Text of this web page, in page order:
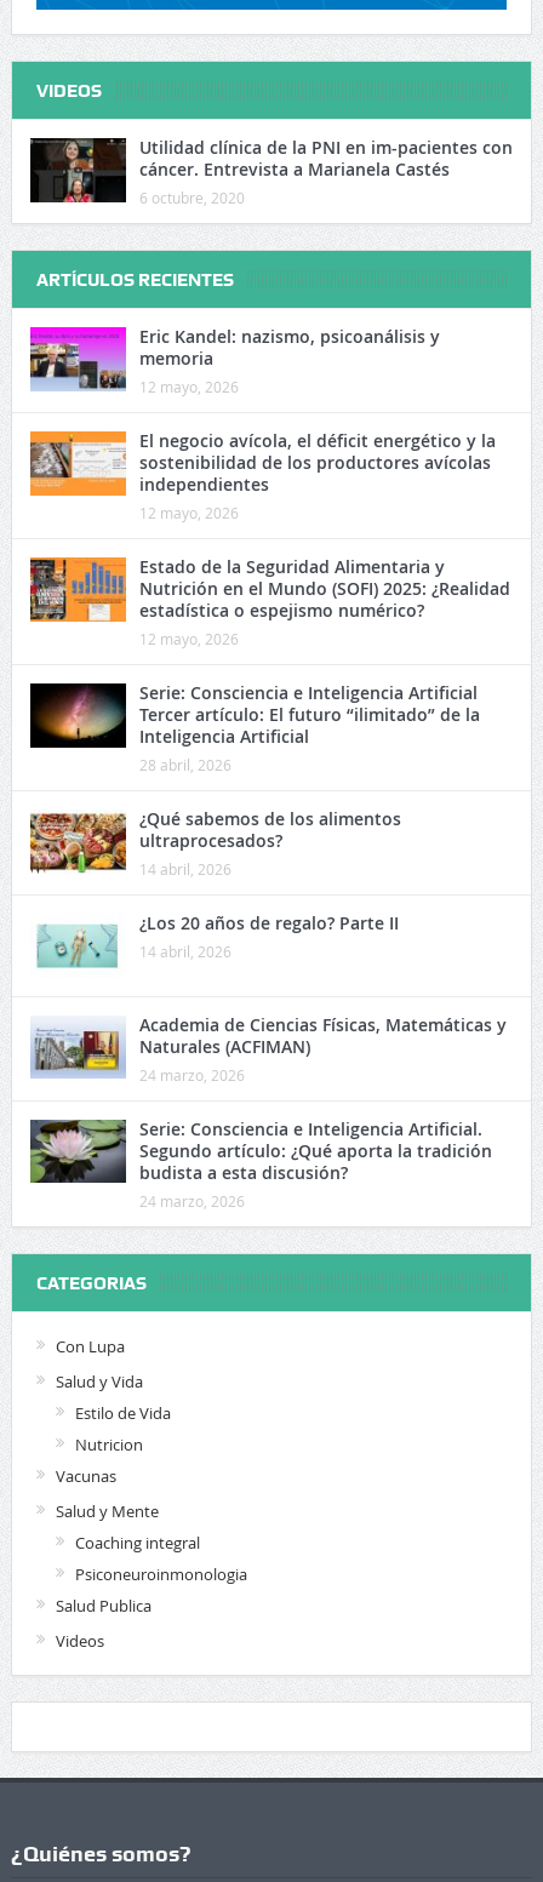
VIDEOS
Utilidad clínica de la PNI en im-pacientes con
cáncer. Entrevista a Marianela Castés
6 octubre, 2020
ARTÍCULOS RECIENTES
Eric Kandel: nazismo, psicoanálisis y
memoria
12 mayo, 2026
El negocio avícola, el déficit energético y la
sostenibilidad de los productores avícolas
independientes
12 mayo, 2026
Estado de la Seguridad Alimentaria y
Nutrición en el Mundo (SOFI) 2025: ¿Realidad
estadística o espejismo numérico?
12 mayo, 2026
Serie: Consciencia e Inteligencia Artificial
Tercer artículo: El futuro “ilimitado” de la
Inteligencia Artificial
28 abril, 2026
¿Qué sabemos de los alimentos
ultraprocesados?
14 abril, 2026
¿Los 20 años de regalo? Parte II
14 abril, 2026
Academia de Ciencias Físicas, Matemáticas y
Naturales (ACFIMAN)
24 marzo, 2026
Serie: Consciencia e Inteligencia Artificial.
Segundo artículo: ¿Qué aporta la tradición
budista a esta discusión?
24 marzo, 2026
CATEGORIAS
Con Lupa
Salud y Vida
Estilo de Vida
Nutricion
Vacunas
Salud y Mente
Coaching integral
Psiconeuroinmonologia
Salud Publica
Videos
¿Quiénes somos?